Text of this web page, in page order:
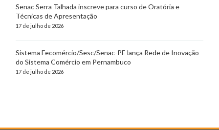
Senac Serra Talhada inscreve para curso de Oratória e
Técnicas de Apresentação
17 de julho de 2026
Sistema Fecomércio/Sesc/Senac-PE lança Rede de Inovação
do Sistema Comércio em Pernambuco
17 de julho de 2026